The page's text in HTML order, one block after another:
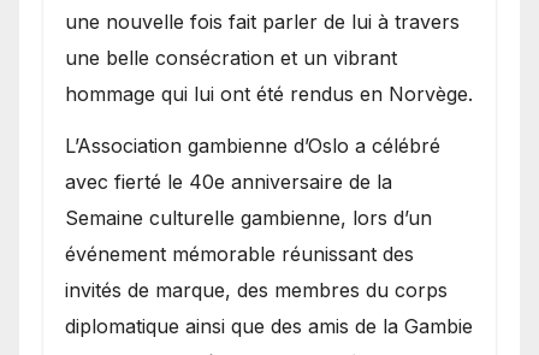
une nouvelle fois fait parler de lui à travers
une belle consécration et un vibrant
hommage qui lui ont été rendus en Norvège.
​L’Association gambienne d’Oslo a célébré
avec fierté le 40e anniversaire de la
Semaine culturelle gambienne, lors d’un
événement mémorable réunissant des
invités de marque, des membres du corps
diplomatique ainsi que des amis de la Gambie